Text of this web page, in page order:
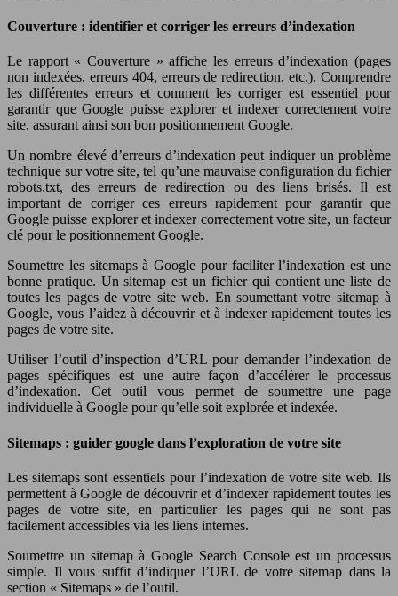
Couverture : identifier et corriger les erreurs d’indexation
Le rapport « Couverture » affiche les erreurs d’indexation (pages
non indexées, erreurs 404, erreurs de redirection, etc.). Comprendre
les différentes erreurs et comment les corriger est essentiel pour
garantir que Google puisse explorer et indexer correctement votre
site, assurant ainsi son bon positionnement Google.
Un nombre élevé d’erreurs d’indexation peut indiquer un problème
technique sur votre site, tel qu’une mauvaise configuration du fichier
robots.txt, des erreurs de redirection ou des liens brisés. Il est
important de corriger ces erreurs rapidement pour garantir que
Google puisse explorer et indexer correctement votre site, un facteur
clé pour le positionnement Google.
Soumettre les sitemaps à Google pour faciliter l’indexation est une
bonne pratique. Un sitemap est un fichier qui contient une liste de
toutes les pages de votre site web. En soumettant votre sitemap à
Google, vous l’aidez à découvrir et à indexer rapidement toutes les
pages de votre site.
Utiliser l’outil d’inspection d’URL pour demander l’indexation de
pages spécifiques est une autre façon d’accélérer le processus
d’indexation. Cet outil vous permet de soumettre une page
individuelle à Google pour qu’elle soit explorée et indexée.
Sitemaps : guider google dans l’exploration de votre site
Les sitemaps sont essentiels pour l’indexation de votre site web. Ils
permettent à Google de découvrir et d’indexer rapidement toutes les
pages de votre site, en particulier les pages qui ne sont pas
facilement accessibles via les liens internes.
Soumettre un sitemap à Google Search Console est un processus
simple. Il vous suffit d’indiquer l’URL de votre sitemap dans la
section « Sitemaps » de l’outil.